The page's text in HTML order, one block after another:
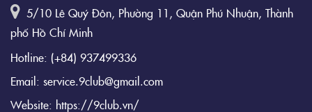
5/10 Lê Quý Đôn, Phường 11, Quận Phú Nhuận, Thành
phố Hồ Chí Minh
Hotline: (+84) 937499336
Email: service.9club@gmail.com
Website: https://9club.vn/